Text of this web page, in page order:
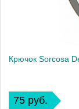
Крючок Sorcosa
75 руб.